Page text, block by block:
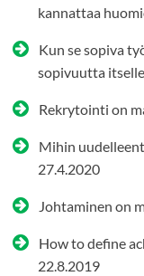
kannattaa
Kun se sopiva
sopivuutta
Rekrytointi on
Mihin
27.4.2020
Johtaminen on
How to define
22.8.2019